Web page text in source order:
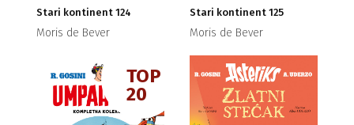
Stari kontinent 124
Moris de Bever
Stari kontinent 125
Moris de Bever
TOP
20